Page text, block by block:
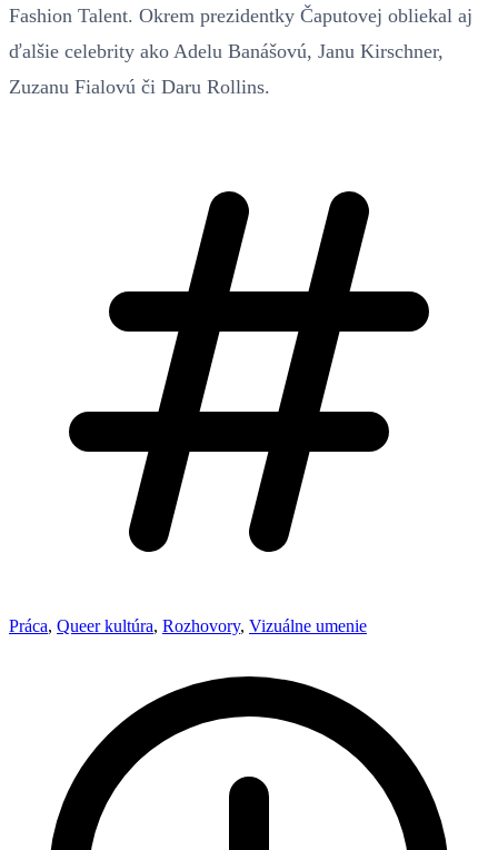
Fashion Talent. Okrem prezidentky Čaputovej obliekal aj
ďalšie celebrity ako Adelu Banášovú, Janu Kirschner,
Zuzanu Fialovú či Daru Rollins.
Práca, Queer kultúra, Rozhovory, Vizuálne umenie